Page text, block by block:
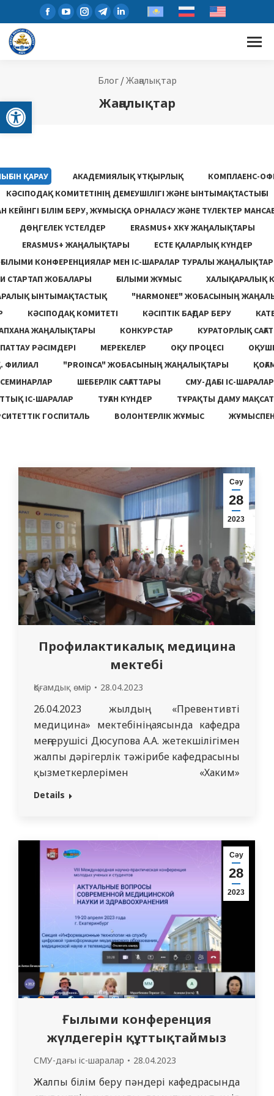
Open toolbar
Блог/Жаңалықтар
Жаңалықтар
ҚАРАУ АКАДЕМИЯЛЫҚ ҰТҚЫРЛЫҚ
КОМПЛАЕНС-
КӘСІПОДАҚ КОМИТЕТІНІҢ ДЕМЕУШІЛІГІ ЖӘНЕ ЫНТЫМАҚТАСТЫҒЫ
КЕЙІНГІ БІЛІМ БЕРУ, ЖҰМЫСҚА ОРНАЛАСУ ЖƏНЕ ТҮЛЕКТЕР
ДӨҢГЕЛЕК ҮСТЕЛДЕР
ERASMUS+ ХКҰ ЖАҢАЛЫҚТАРЫ
ERASMUS+ ЖАҢАЛЫҚТАРЫ
ЕСТЕ ҚАЛАРЛЫҚ КҮНДЕР
ҒЫЛЫМИ КОНФЕРЕНЦИЯЛАР МЕН ІС-ШАРАЛАР ТУРАЛЫ ЖАҢАЛЫҚТАР
СТАРТАП ЖОБАЛАРЫ
ҒЫЛЫМИ ЖҰМЫС
ХАЛЫҚАРАЛЫҚ
ЫНТЫМАҚТАСТЫҚ
"HARMONEE" ЖОБАСЫНЫҢ
КӘСІПОДАҚ КОМИТЕТІ КӘСІПТІК БАҒДАР БЕРУ
ЖАҢАЛЫҚТАРЫ
КОНКУРСТАР
КУРАТОРЛЫҚ
РӘСІМДЕРІ
МЕРЕКЕЛЕР ОҚУ ПРОЦЕСІ
ФИЛИАЛ
"PROINCA" ЖОБАСЫНЫҢ ЖАҢАЛЫҚТАРЫ
СЕМИНАРЛАР
ШЕБЕРЛІК САҒАТТАРЫ
СМУ-ДАҒЫ ІС-ШАРАЛАР
ІС-ШАРАЛАР
ТУҒАН КҮНДЕР
ТҰРАҚТЫ ДАМУ
ГОСПИТАЛЬ
ВОЛОНТЕРЛІК ЖҰМЫС
Сәу
28
2023
Профилактикалық медицина
мектебі
Қоғамдық өмір 28.04.2023
26.04.2023 жылдың «Превентивті
медицина» мектебінің аясында кафедра
меңгерушісі Дюсупова А.А. жетекшілігімен
жалпы дәрігерлік тәжірибе кафедрасының
қызметкерлерімен «Хаким»
емханасында жас ата-аналарға екпемен
дәрігер-интерндерімен бірге балалар
үшін екпенің маңыздылығына тоқталды.
Тақырып кездейсоқ таңдалған жоқ,
өйткені жұқпалы ауруларды екпенің
алдын алу медицинаның өзекті
мәселелерінің…
Details
Сәу
28
2023
Ғылыми конференция
жүлдегерін құттықтаймыз
СМУ-дағы іс-шаралар 28.04.2023
Жалпы білім беру пәндері кафедрасында